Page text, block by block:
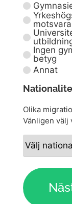
Ingen
betyg
Annat
Olika
Vänligen välj